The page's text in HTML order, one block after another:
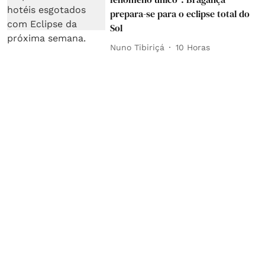
prepara-se para o eclipse total do
Sol
Nuno Tibiriçá 10 Horas